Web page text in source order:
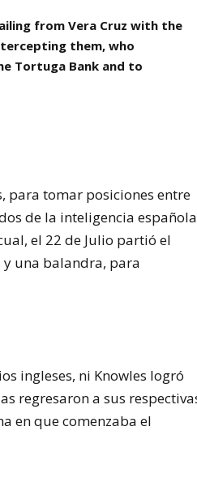
from Vera Cruz with the
them, who
Tortuga Bank and to
para tomar posiciones entre
de la inteligencia
el 22 de Julio partió el
y una balandra, para
ingleses, ni Knowles logró
regresaron a sus
en que comenzaba el